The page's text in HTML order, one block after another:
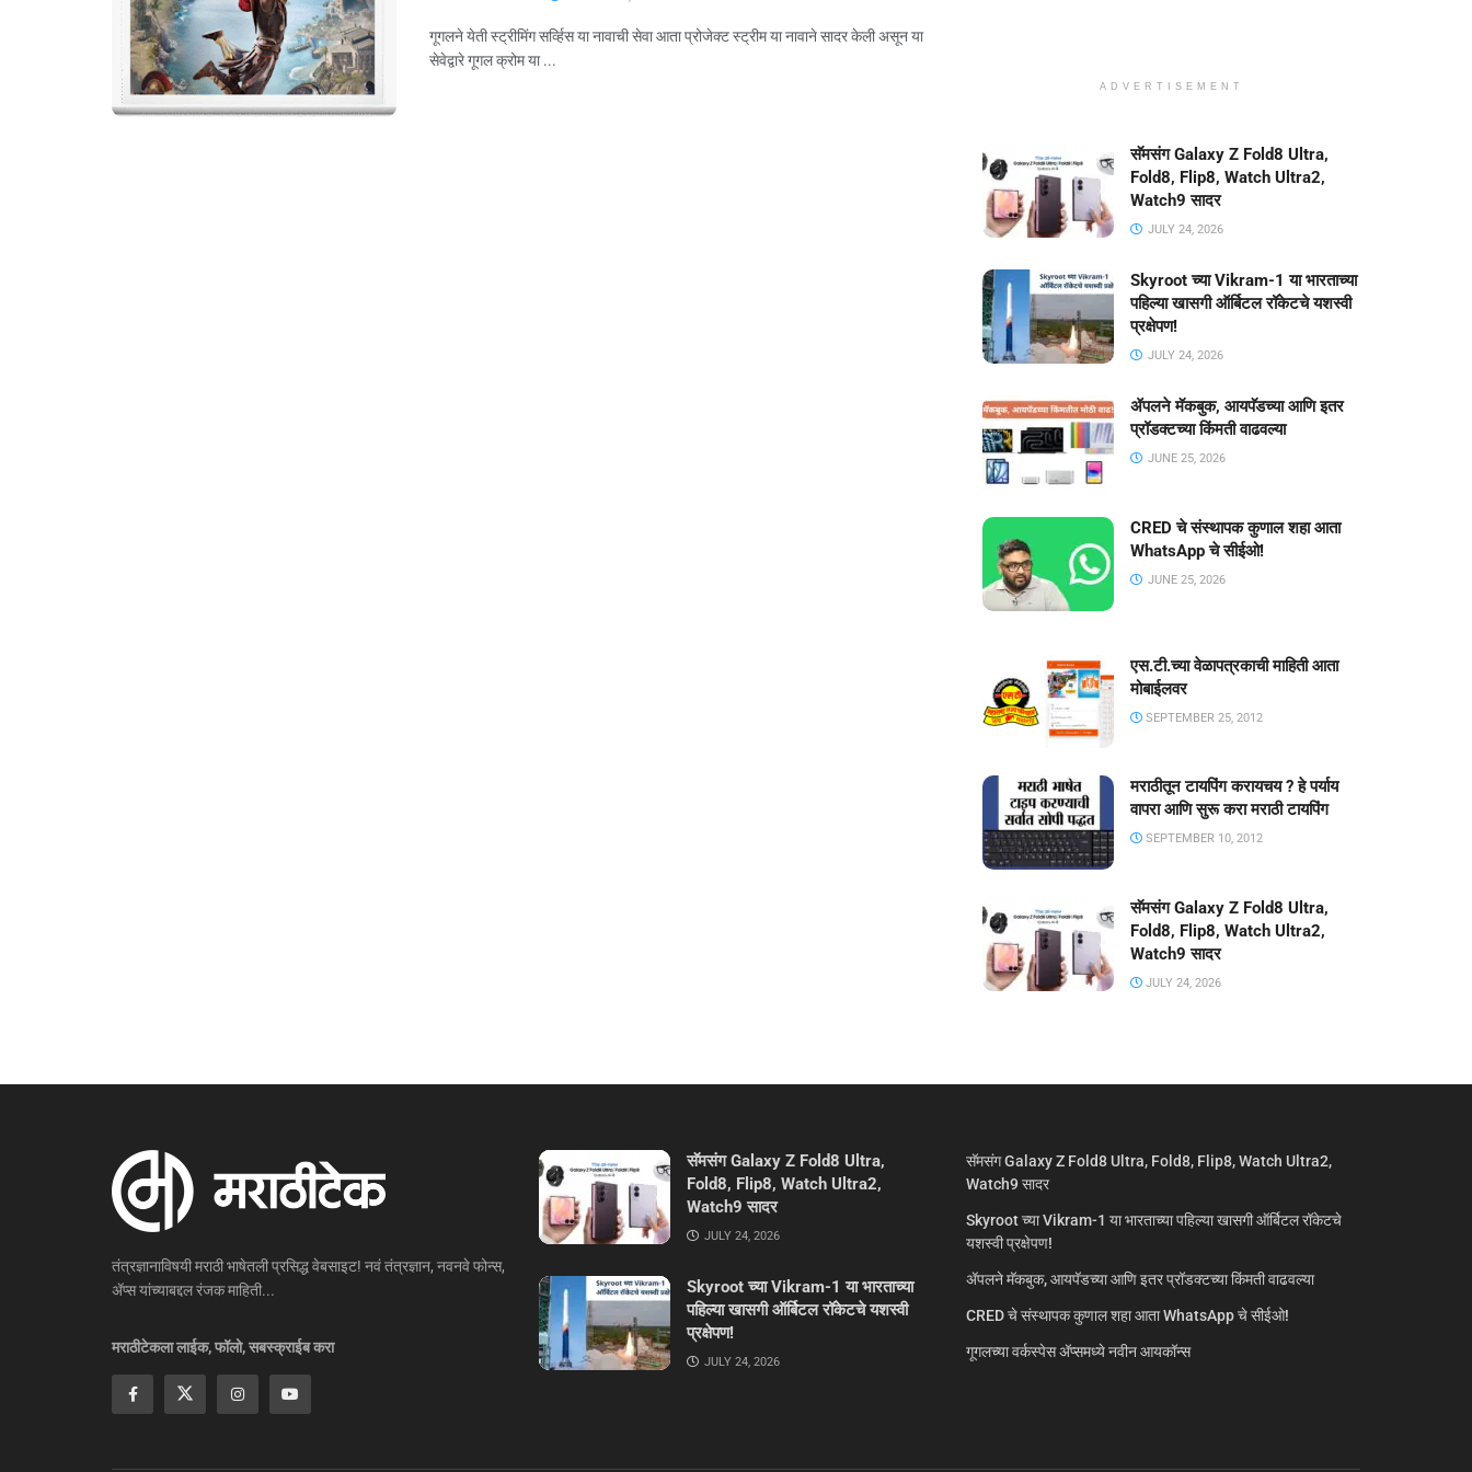
गूगलने येती स्ट्रीमिंग सर्व्हिस या नावाची सेवा आता प्रोजेक्ट स्ट्रीम या नावाने सादर केली असून या
सेवेद्वारे गूगल क्रोम या ...
ADVERTISEMENT
सॅमसंग Galaxy Z Fold8 Ultra,
Fold8, Flip8, Watch Ultra2,
Watch9 सादर
JULY 24, 2026
Skyroot च्या Vikram-1 या भारताच्या
पहिल्या खासगी ऑर्बिटल रॉकेटचे यशस्वी
प्रक्षेपण!
JULY 24, 2026
ॲपलने मॅकबुक, आयपॅडच्या आणि इतर
प्रॉडक्टच्या किंमती वाढवल्या
JUNE 25, 2026
CRED चे संस्थापक कुणाल शहा आता
WhatsApp चे सीईओ!
JUNE 25, 2026
एस.टी.च्या वेळापत्रकाची माहिती आता
मोबाईलवर
SEPTEMBER 25, 2012
मराठीतून टायपिंग करायचय ? हे पर्याय
वापरा आणि सुरू करा मराठी टायपिंग
SEPTEMBER 10, 2012
सॅमसंग Galaxy Z Fold8 Ultra,
Fold8, Flip8, Watch Ultra2,
Watch9 सादर
JULY 24, 2026
तंत्रज्ञानाविषयी मराठी भाषेतली प्रसिद्ध वेबसाइट! नवं तंत्रज्ञान, नवनवे फोन्स,
ॲप्स यांच्याबद्दल रंजक माहिती...
मराठीटेकला लाईक, फॉलो, सबस्क्राईब करा
सॅमसंग Galaxy Z Fold8 Ultra,
Fold8, Flip8, Watch Ultra2,
Watch9 सादर
JULY 24, 2026
Skyroot च्या Vikram-1 या भारताच्या
पहिल्या खासगी ऑर्बिटल रॉकेटचे यशस्वी
प्रक्षेपण!
JULY 24, 2026
सॅमसंग Galaxy Z Fold8 Ultra, Fold8, Flip8, Watch Ultra2,
Watch9 सादर
Skyroot च्या Vikram-1 या भारताच्या पहिल्या खासगी ऑर्बिटल रॉकेटचे
यशस्वी प्रक्षेपण!
ॲपलने मॅकबुक, आयपॅडच्या आणि इतर प्रॉडक्टच्या किंमती वाढवल्या
CRED चे संस्थापक कुणाल शहा आता WhatsApp चे सीईओ!
गूगलच्या वर्कस्पेस अ‍ॅप्समध्ये नवीन आयकॉन्स